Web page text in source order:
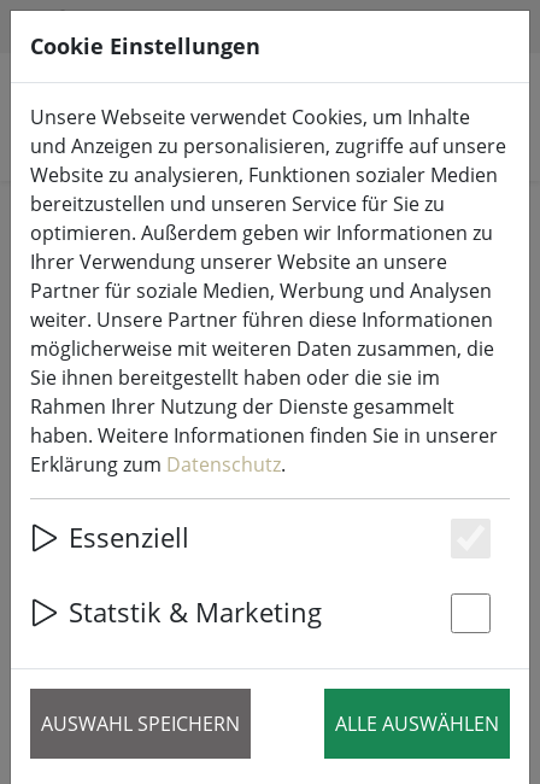
Produkte suchen
Start Lichterketten & Beleuchtung Lichterketten
Sirius Solar-Lichterkette Marcus
Starter Set 10 LED 3 m klar
‹ ›
Cookie Einstellungen
Unsere Webseite verwendet Cookies, um Inhalte
und Anzeigen zu personalisieren, zugriffe auf unsere
Website zu analysieren, Funktionen sozialer Medien
bereitzustellen und unseren Service für Sie zu
optimieren. Außerdem geben wir Informationen zu
Ihrer Verwendung unserer Website an unsere
Partner für soziale Medien, Werbung und Analysen
weiter. Unsere Partner führen diese Informationen
möglicherweise mit weiteren Daten zusammen, die
Sie ihnen bereitgestellt haben oder die sie im
Rahmen Ihrer Nutzung der Dienste gesammelt
haben. Weitere Informationen finden Sie in unserer
Erklärung zum Datenschutz.
Essenziell
Statstik & Marketing
AUSWAHL SPEICHERN ALLE AUSWÄHLEN